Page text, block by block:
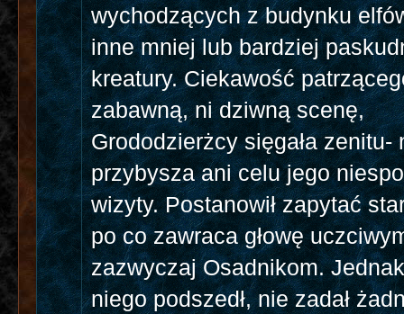
wychodzących z budynku
inne mniej lub bardziej
kreatury. Ciekawość
zabawną, ni dziwną scenę,
Grododzierżcy sięgała zenitu-
przybysza ani celu jego
wizyty. Postanowił zapytać
po co zawraca głowę
zazwyczaj Osadnikom.
niego podszedł, nie zadał